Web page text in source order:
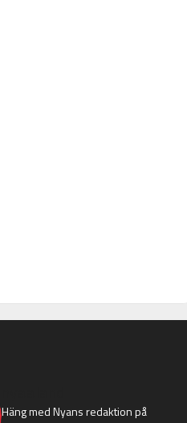
Häng med Nyans redaktion på